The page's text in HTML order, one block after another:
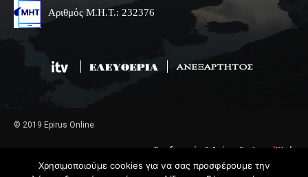
Αριθμός Μ.Η.Τ.: 232376
© 2019 Epirus Online
Σχεδιασμός & Ανάπτυξη AngelWeb
Χρησιμοποιούμε cookies για να σας προσφέρουμε την